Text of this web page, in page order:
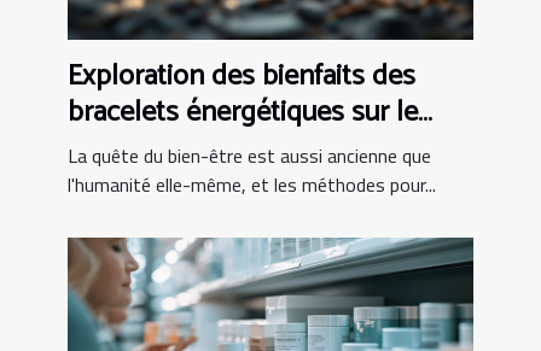
Exploration des bienfaits des
bracelets énergétiques sur le
bien-être
La quête du bien-être est aussi ancienne que
l'humanité elle-même, et les méthodes pour...